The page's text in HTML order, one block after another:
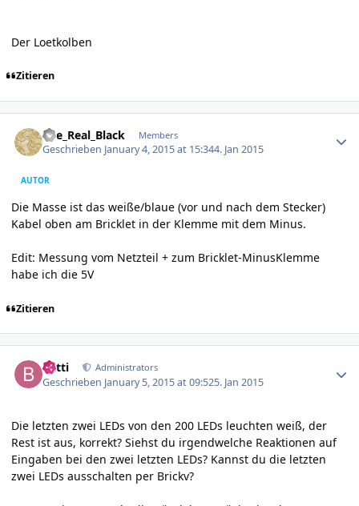
Der Loetkolben
Zitieren
The_Real_Black Members
Geschrieben January 4, 2015 at 15:344. Jan 2015
AUTOR
Die Masse ist das weiße/blaue (vor und nach dem Stecker)
Kabel oben am Bricklet in der Klemme mit dem Minus.
Edit: Messung vom Netzteil + zum Bricklet-MinusKlemme
habe ich die 5V
Zitieren
batti Administrators
Geschrieben January 5, 2015 at 09:525. Jan 2015
Die letzten zwei LEDs von den 200 LEDs leuchten weiß, der
Rest ist aus, korrekt? Siehst du irgendwelche Reaktionen auf
Eingaben bei den zwei letzten LEDs? Kannst du die letzten
zwei LEDs ausschalten per Brickv?